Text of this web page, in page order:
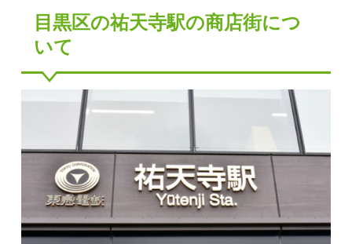
目黒区の祐天寺駅の商店街につ
いて